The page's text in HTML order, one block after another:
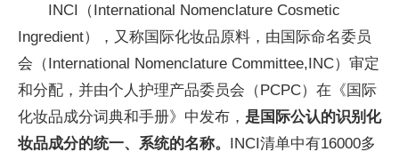
INCI（International Nomenclature Cosmetic
Ingredient），又称国际化妆品原料，由国际命名委员
会（International Nomenclature Committee,INC）审定
和分配，并由个人护理产品委员会（PCPC）在《国际
化妆品成分词典和手册》中发布， 是国际公认的识别化
妆品成分的统一、系统的名称。 INCI清单中有16000多